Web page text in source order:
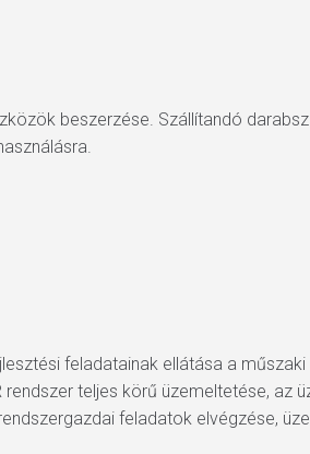
beszerzése. Szállítandó
feladatainak ellátása a
teljes körű üzemeltetése, az
feladatok elvégzése,